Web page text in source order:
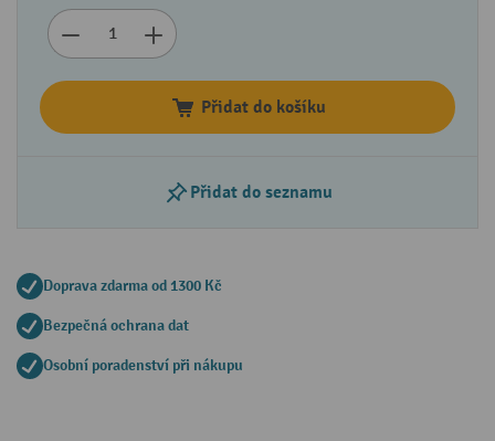
Přidat do košíku
Přidat do seznamu
Doprava zdarma od 1300 Kč
Bezpečná ochrana dat
Osobní poradenství při nákupu